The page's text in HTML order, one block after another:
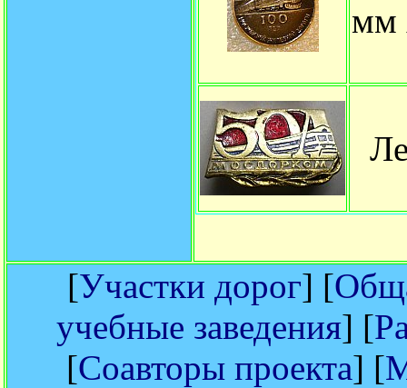
мм
[Участки дорог] [
учебные заведения] [
[Соавторы проекта] [